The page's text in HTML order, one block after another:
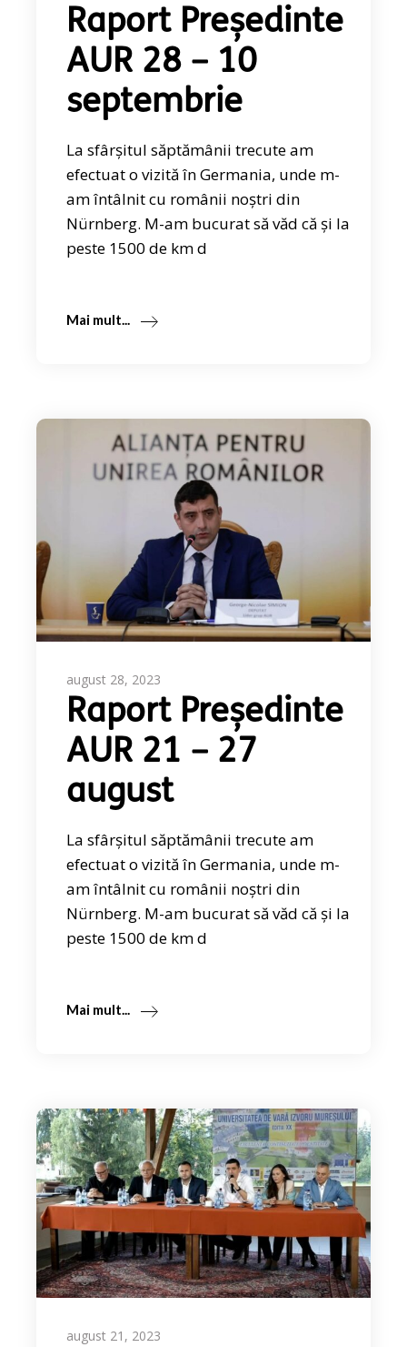
Raport Președinte
AUR 28 – 10
septembrie
La sfârșitul săptămânii trecute am
efectuat o vizită în Germania, unde m-
am întâlnit cu românii noștri din
Nürnberg. M-am bucurat să văd că și la
peste 1500 de km d
Mai mult...
august 28, 2023
Raport Președinte
AUR 21 – 27
august
La sfârșitul săptămânii trecute am
efectuat o vizită în Germania, unde m-
am întâlnit cu românii noștri din
Nürnberg. M-am bucurat să văd că și la
peste 1500 de km d
Mai mult...
august 21, 2023